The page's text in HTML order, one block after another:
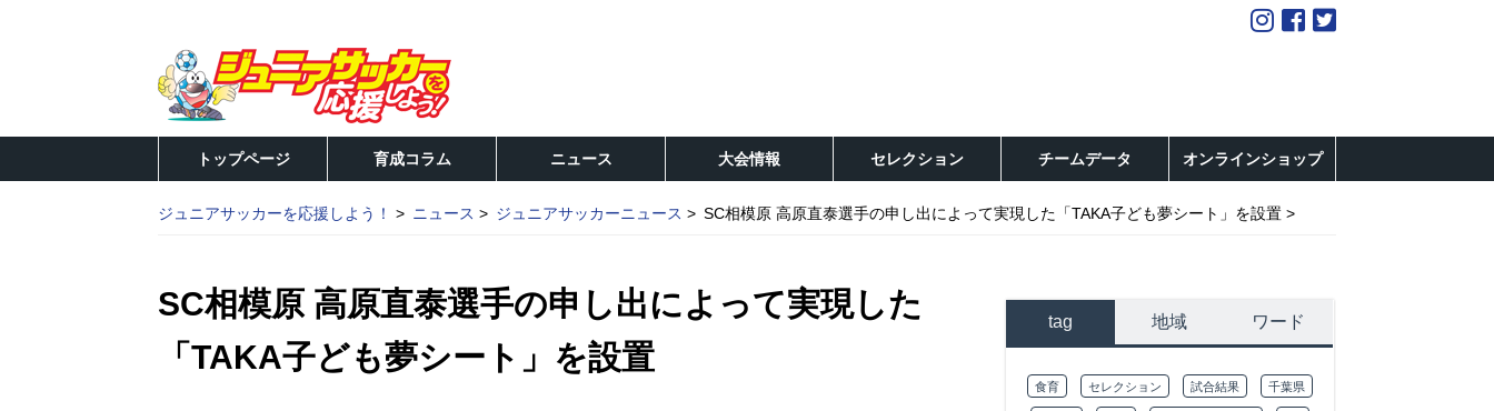
トップページ 育成コラム ニュース 大会情報 セレクション チームデータ オンラインショップ
ジュニアサッカーを応援しよう！ ニュース ジュニアサッカーニュース SC相模原 高原直泰選手の申し出によって実現した「TAKA子ども夢シート」を設置
SC相模原 高原直泰選手の申し出によって実現した
「TAKA子ども夢シート」を設置
tag 地域 ワード
食育 セレクション 試合結果 千葉県